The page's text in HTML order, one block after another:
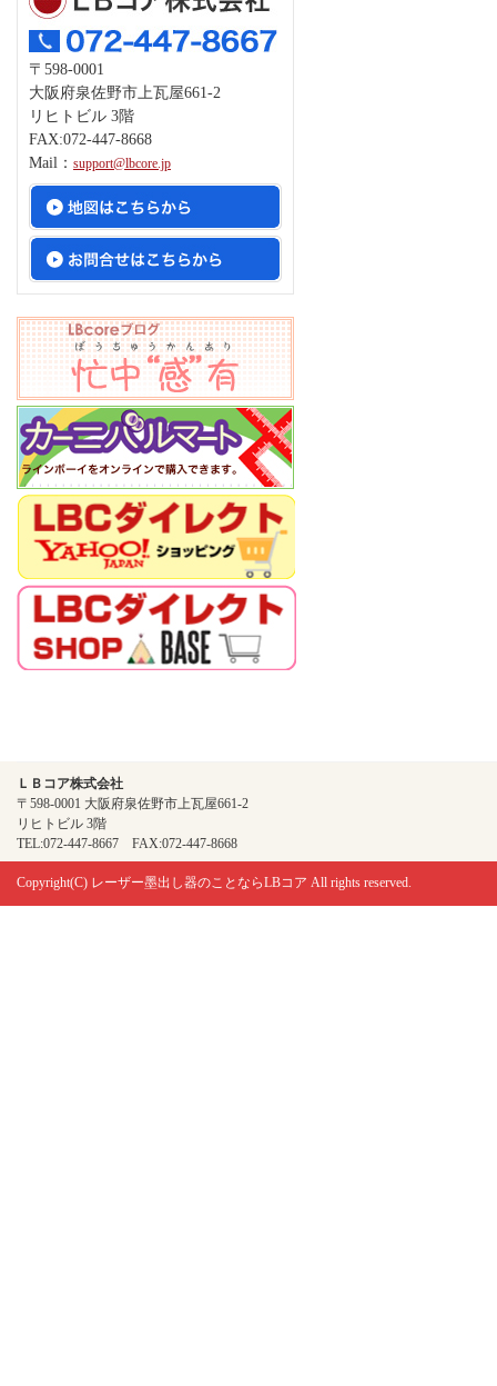
〒598-0001
大阪府泉佐野市上瓦屋661-2
リヒトビル 3階
FAX:072-447-8668
Mail： support@lbcore.jp
ＬＢコア株式会社
〒598-0001 大阪府泉佐野市上瓦屋661-2
リヒトビル 3階
TEL:072-447-8667 FAX:072-447-8668
Copyright(C) レーザー墨出し器のことならLBコア All rights reserved.